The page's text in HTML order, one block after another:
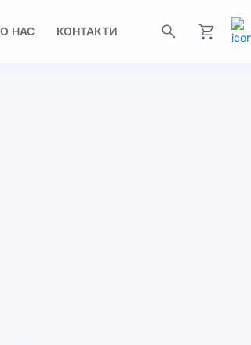
НАС
КОНТАКТИ